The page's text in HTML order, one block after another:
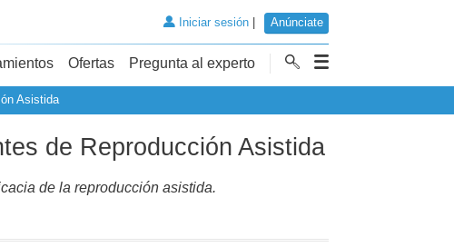
Iniciar sesión| Anúnciate
Ofertas Pregunta al experto
Asistida
de Reproducción Asistida
de la reproducción asistida.